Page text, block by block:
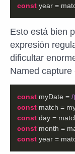
const year =
Esto está bien
expresión
dificultar
Named
const myDate = /
const match =
const day =
const month =
const year =